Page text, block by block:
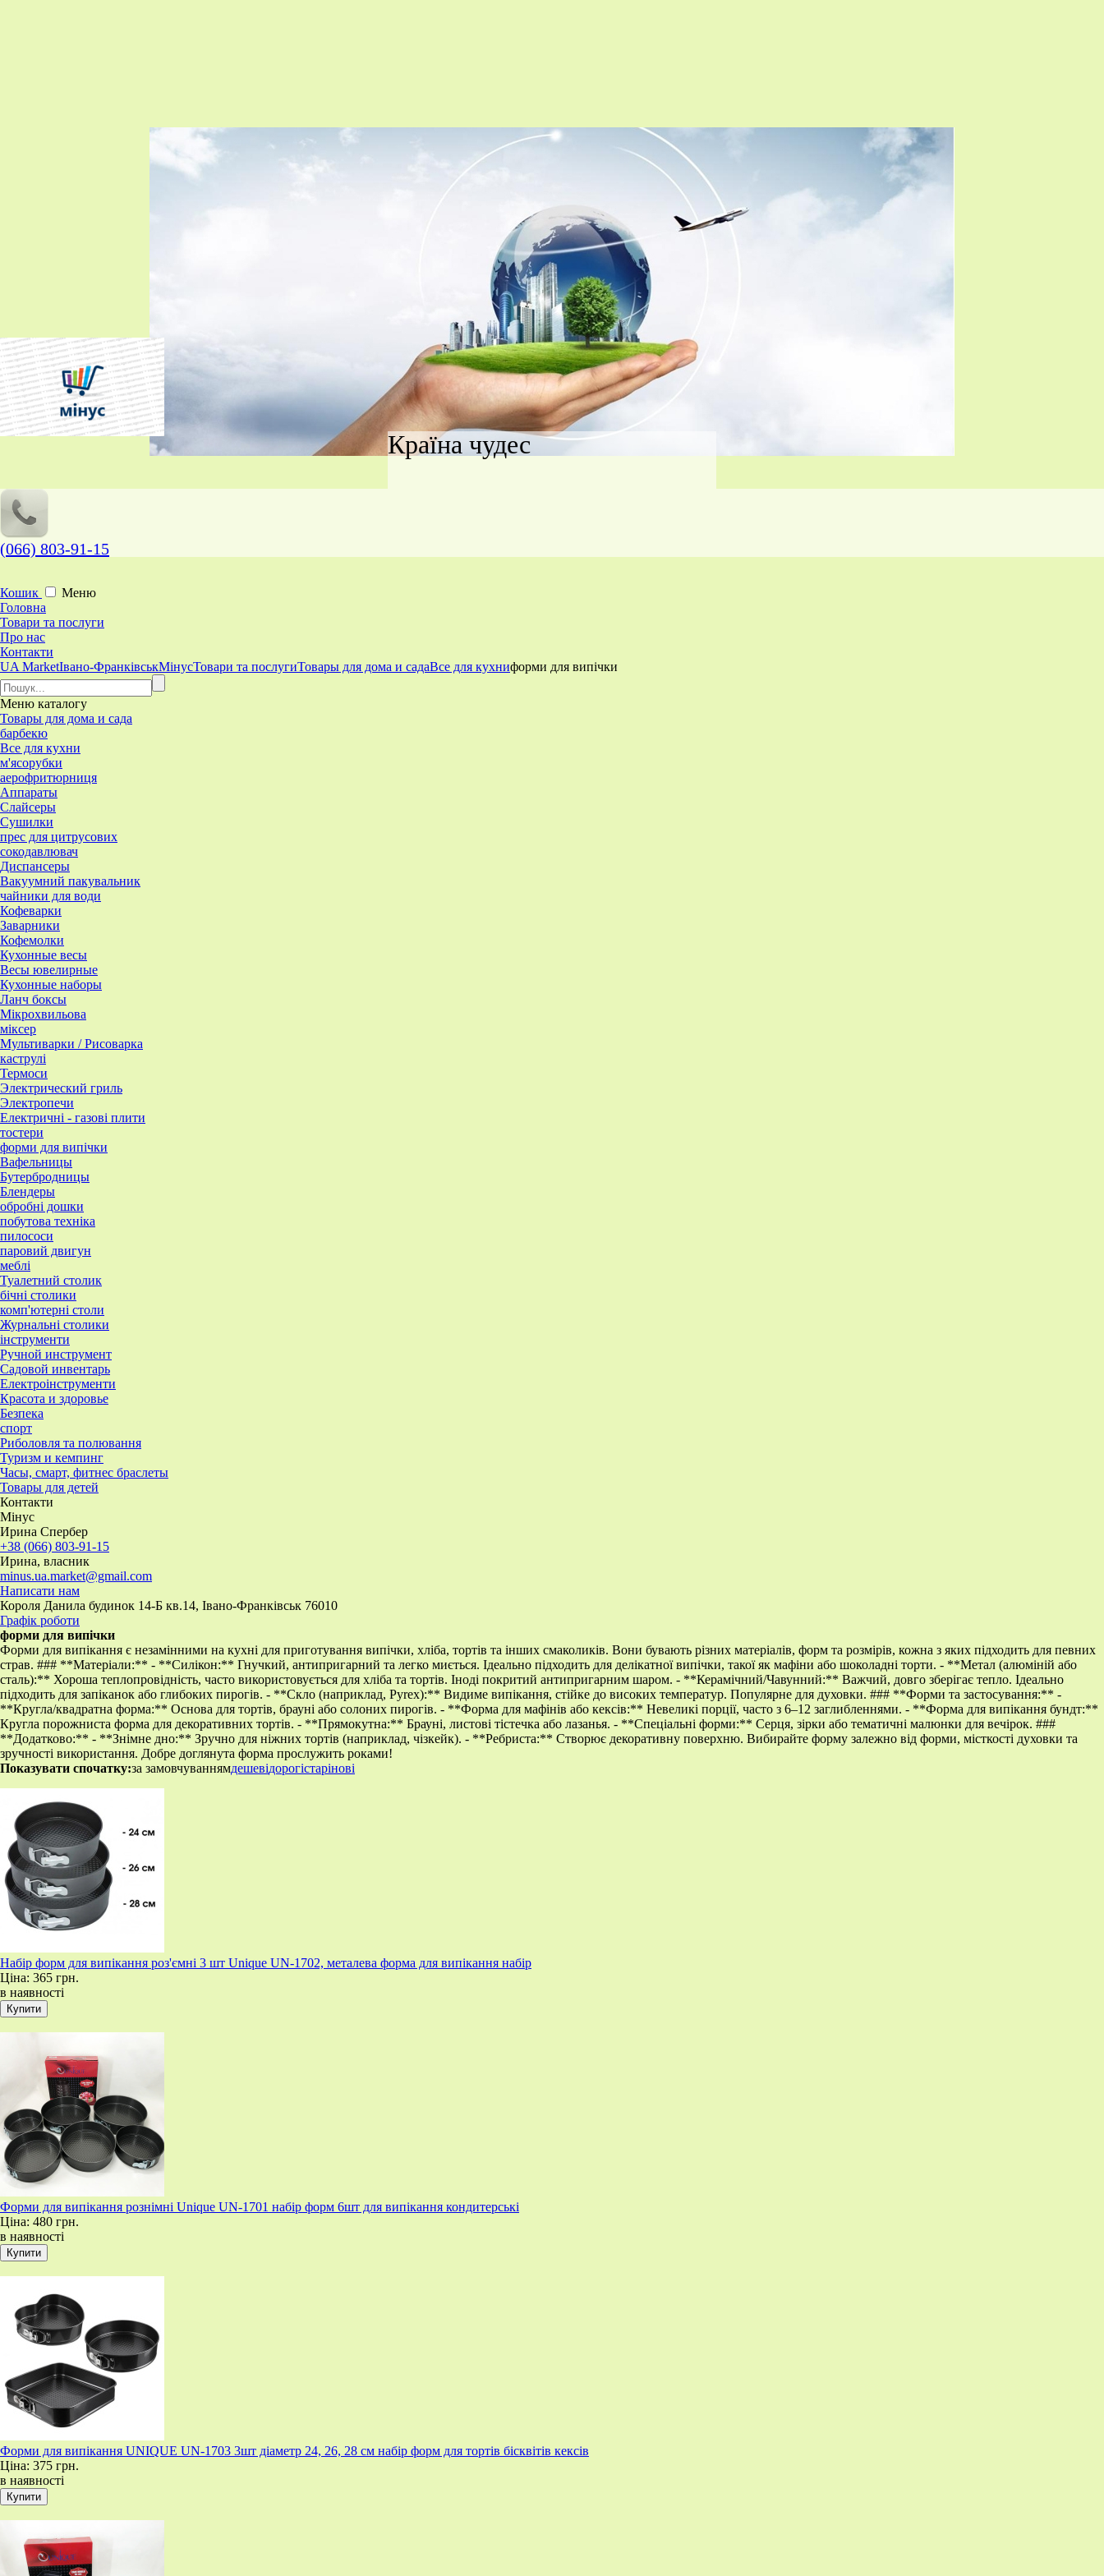
Країна чудес
(066) 803-91-15
Кошик
Меню
Головна
Товари та послуги
Про нас
Контакти
UA MarketІвано-ФранківськМінусТовари та послугиТовары для дома и садаВсе для кухниформи для випічки
Меню каталогу
Товары для дома и сада
барбекю
Все для кухни
м'ясорубки
аерофритюрниця
Аппараты
Слайсеры
Сушилки
прес для цитрусових
сокодавлювач
Диспансеры
Вакуумний пакувальник
чайники для води
Кофеварки
Заварники
Кофемолки
Кухонные весы
Весы ювелирные
Кухонные наборы
Ланч боксы
Мікрохвильова
міксер
Мультиварки / Рисоварка
каструлі
Термоси
Электрический гриль
Электропечи
Електричні - газові плити
тостери
форми для випічки
Вафельницы
Бутербродницы
Блендеры
обробні дошки
побутова техніка
пилососи
паровий двигун
меблі
Туалетний столик
бічні столики
комп'ютерні столи
Журнальні столики
інструменти
Ручной инструмент
Садовой инвентарь
Електроінструменти
Красота и здоровье
Безпека
спорт
Риболовля та полювання
Туризм и кемпинг
Часы, смарт, фитнес браслеты
Товары для детей
Контакти
Мінус
Ирина Спербер
+38 (066) 803-91-15
Ирина, власник
minus.ua.market@gmail.com
Написати нам
Короля Данила будинок 14-Б кв.14, Івано-Франківськ 76010
Графік роботи
форми для випічки
Форми для випікання є незамінними на кухні для приготування випічки, хліба, тортів та інших смаколиків. Вони бувають різних матеріалів, форм та розмірів, кожна з яких підходить для певних
страв. ### **Матеріали:** - **Силікон:** Гнучкий, антипригарний та легко миється. Ідеально підходить для делікатної випічки, такої як мафіни або шоколадні торти. - **Метал (алюміній або
сталь):** Хороша теплопровідність, часто використовується для хліба та тортів. Іноді покритий антипригарним шаром. - **Керамічний/Чавунний:** Важчий, довго зберігає тепло. Ідеально
підходить для запіканок або глибоких пирогів. - **Скло (наприклад, Pyrex):** Видиме випікання, стійке до високих температур. Популярне для духовки. ### **Форми та застосування:** -
**Кругла/квадратна форма:** Основа для тортів, брауні або солоних пирогів. - **Форма для мафінів або кексів:** Невеликі порції, часто з 6–12 заглибленнями. - **Форма для випікання бундт:**
Кругла порожниста форма для декоративних тортів. - **Прямокутна:** Брауні, листові тістечка або лазанья. - **Спеціальні форми:** Серця, зірки або тематичні малюнки для вечірок. ###
**Додатково:** - **Знімне дно:** Зручно для ніжних тортів (наприклад, чізкейк). - **Ребриста:** Створює декоративну поверхню. Вибирайте форму залежно від форми, місткості духовки та
зручності використання. Добре доглянута форма прослужить роками!
Показувати спочатку:за замовчуваннямдешевідорогістарінові
Набір форм для випікання роз'ємні 3 шт Unique UN-1702, металева форма для випікання набір
Ціна: 365 грн.
в наявності
Форми для випікання рознімні Unique UN-1701 набір форм 6шт для випікання кондитерські
Ціна: 480 грн.
в наявності
Форми для випікання UNIQUE UN-1703 3шт діаметр 24, 26, 28 см набір форм для тортів бісквітів кексів
Ціна: 375 грн.
в наявності